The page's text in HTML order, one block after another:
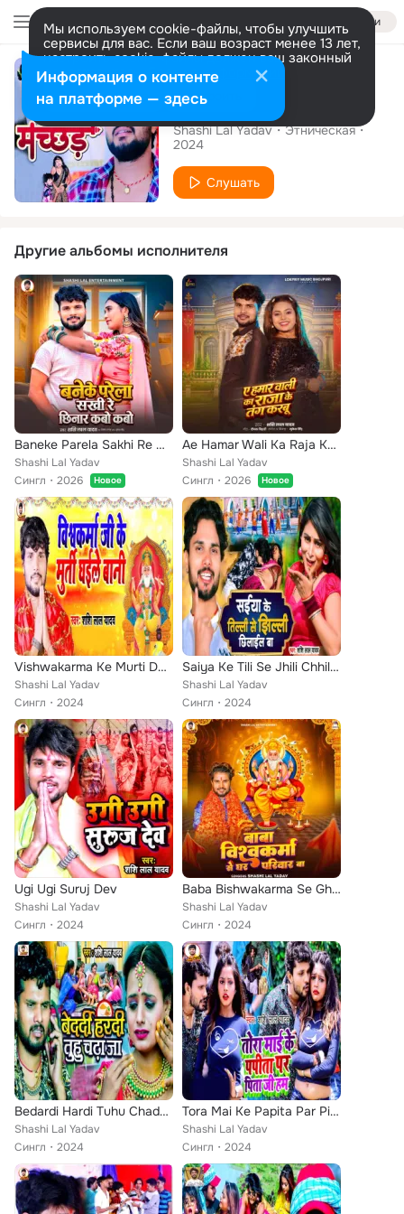
Войти
Мы используем cookie-файлы, чтобы улучшить
сервисы для вас. Если ваш возраст менее 13 лет,
настроить cookie-файлы должен ваш законный
представитель. Больше информации
Разрешить все Настроить
Сингл
Machchhad
Shashi Lal Yadav
Этническая
2024
Слушать
Другие альбомы исполнителя
Baneke Parela Sakhi Re Chhinar Kabo Kabo
Shashi Lal Yadav
Сингл
2026 Новое
Ae Hamar Wali Ka Raja Ke Tang Karbu
Shashi Lal Yadav
Сингл
2026 Новое
Vishwakarma Ke Murti Dhaile Bani
Shashi Lal Yadav
Сингл
2024
Saiya Ke Tili Se Jhili Chhilail Ba
Shashi Lal Yadav
Сингл
2024
Ugi Ugi Suruj Dev
Shashi Lal Yadav
Сингл
2024
Baba Bishwakarma Se Ghar Pariwar Ba
Shashi Lal Yadav
Сингл
2024
Bedardi Hardi Tuhu Chadha Ja
Shashi Lal Yadav
Сингл
2024
Tora Mai Ke Papita Par Pita Ji
Shashi Lal Yadav
Сингл
2024
Информация о контенте
на платформе — здесь